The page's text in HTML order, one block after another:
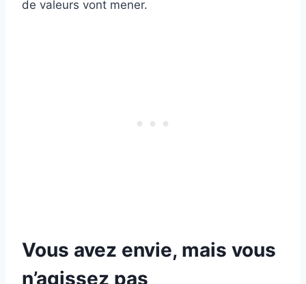
de valeurs vont mener.
Vous avez envie, mais vous
n’agissez pas